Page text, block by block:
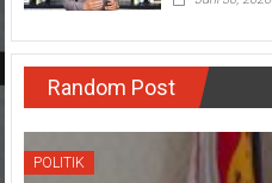
Random Post
POLITIK